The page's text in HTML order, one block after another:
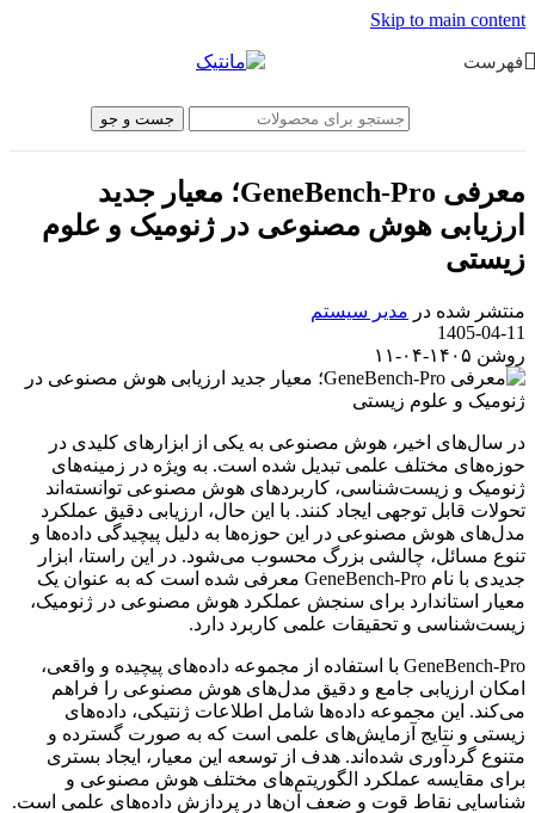
Skip to main content
فهرست
جست و جو
معرفی GeneBench-Pro؛ معیار جدید
ارزیابی هوش مصنوعی در ژنومیک و علوم
زیستی
منتشر شده در مدیر سیستم
1405-04-11
روشن ۱۴۰۵-۰۴-۱۱
در سال‌های اخیر، هوش مصنوعی به یکی از ابزارهای کلیدی در
حوزه‌های مختلف علمی تبدیل شده است. به ویژه در زمینه‌های
ژنومیک و زیست‌شناسی، کاربردهای هوش مصنوعی توانسته‌اند
تحولات قابل توجهی ایجاد کنند. با این حال، ارزیابی دقیق عملکرد
مدل‌های هوش مصنوعی در این حوزه‌ها به دلیل پیچیدگی داده‌ها و
تنوع مسائل، چالشی بزرگ محسوب می‌شود. در این راستا، ابزار
جدیدی با نام GeneBench-Pro معرفی شده است که به عنوان یک
معیار استاندارد برای سنجش عملکرد هوش مصنوعی در ژنومیک،
زیست‌شناسی و تحقیقات علمی کاربرد دارد.
GeneBench-Pro با استفاده از مجموعه داده‌های پیچیده و واقعی،
امکان ارزیابی جامع و دقیق مدل‌های هوش مصنوعی را فراهم
می‌کند. این مجموعه داده‌ها شامل اطلاعات ژنتیکی، داده‌های
زیستی و نتایج آزمایش‌های علمی است که به صورت گسترده و
متنوع گردآوری شده‌اند. هدف از توسعه این معیار، ایجاد بستری
برای مقایسه عملکرد الگوریتم‌های مختلف هوش مصنوعی و
شناسایی نقاط قوت و ضعف آن‌ها در پردازش داده‌های علمی است.